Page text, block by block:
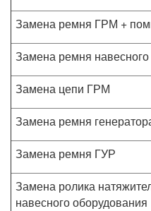
Замена ремня ГРМ +
Замена ремня
Замена цепи ГРМ
Замена ремня
Замена ремня ГУР
Замена ролика
навесного оборудования